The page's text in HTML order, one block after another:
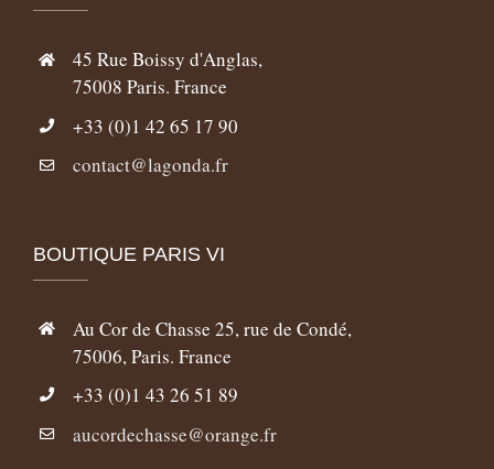
45 Rue Boissy d'Anglas,
75008 Paris. France
+33 (0)1 42 65 17 90
contact@lagonda.fr
BOUTIQUE PARIS VI
Au Cor de Chasse 25, rue de Condé,
75006, Paris. France
+33 (0)1 43 26 51 89
aucordechasse@orange.fr